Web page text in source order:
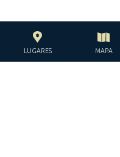
LUGARES MAPA